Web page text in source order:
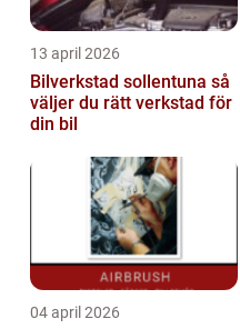
13 april 2026
Bilverkstad sollentuna så
väljer du rätt verkstad för
din bil
04 april 2026